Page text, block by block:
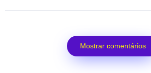
Mostrar comentários